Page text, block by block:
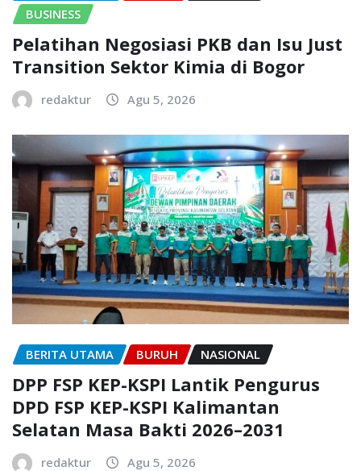
BUSINESS
Pelatihan Negosiasi PKB dan Isu Just
Transition Sektor Kimia di Bogor
redaktur Agu 5, 2026
BERITA UTAMA BURUH NASIONAL
DPP FSP KEP-KSPI Lantik Pengurus
DPD FSP KEP-KSPI Kalimantan
Selatan Masa Bakti 2026–2031
redaktur Agu 5, 2026